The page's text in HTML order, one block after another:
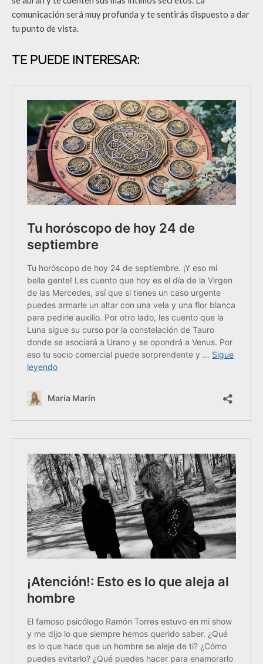
comunicación será muy profunda y te sentirás dispuesto a dar
tu punto de vista.
TE PUEDE INTERESAR: